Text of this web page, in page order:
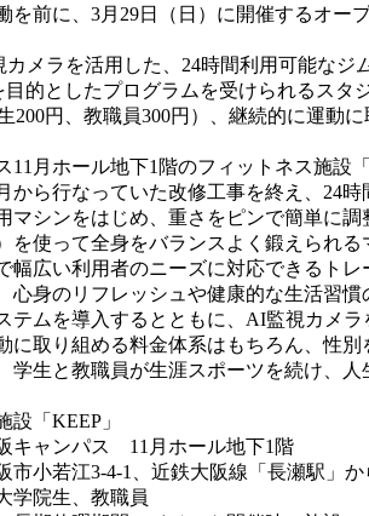
を前に、3月29日（日）に開催するオー
メラを活用した、24時間利用可能なジ
的としたプログラムを受けられるス
200円、教職員300円）、継続的に運動
11月ホール地下1階のフィットネス施
から行なっていた改修工事を終え、24
マシンをはじめ、重さをピンで簡単に
を使って全身をバランスよく鍛えられ
幅広い利用者のニーズに対応できるト
心身のリフレッシュや健康的な生活習慣
テムを導入するとともに、AI監視カメ
に取り組める料金体系はもちろん、性
学生と教職員が生涯スポーツを続け、
「KEEP」
ャンパス 11月ホール地下1階
3-4-1、近鉄大阪線「長瀬駅」から
院生、教職員